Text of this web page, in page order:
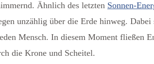
Ähnlich des letzten Sonnen-
unzählig über die Erde hinweg.
Mensch. In diesem Moment fließen
die Krone und Scheitel.